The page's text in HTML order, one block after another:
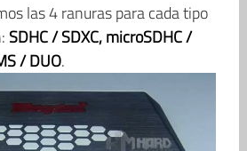
las 4 ranuras para cada tipo
SDHC / SDXC, microSDHC /
/ DUO.